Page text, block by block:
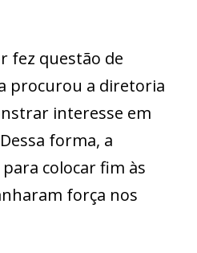
fez questão de
procurou a diretoria
interesse em
forma, a
colocar fim às
força nos